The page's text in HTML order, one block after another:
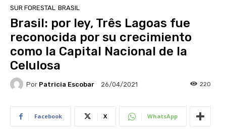
SUR FORESTAL BRASIL
Brasil: por ley, Três Lagoas fue
reconocida por su crecimiento
como la Capital Nacional de la
Celulosa
Por Patricia Escobar 26/04/2021 220
Facebook X WhatsApp